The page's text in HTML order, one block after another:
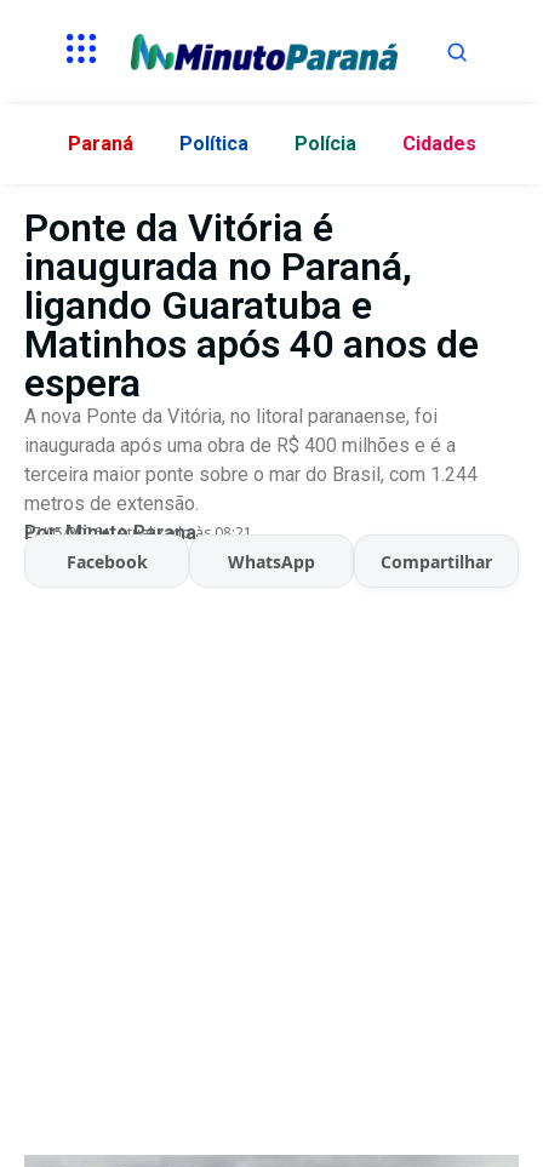
Paraná Política Polícia Cidades
Ponte da Vitória é
inaugurada no Paraná,
ligando Guaratuba e
Matinhos após 40 anos de
espera
A nova Ponte da Vitória, no litoral paranaense, foi
inaugurada após uma obra de R$ 400 milhões e é a
terceira maior ponte sobre o mar do Brasil, com 1.244
metros de extensão.
Por:Minuto Parana
27/05/2026 Atualizado às 08:21
Facebook WhatsApp Compartilhar